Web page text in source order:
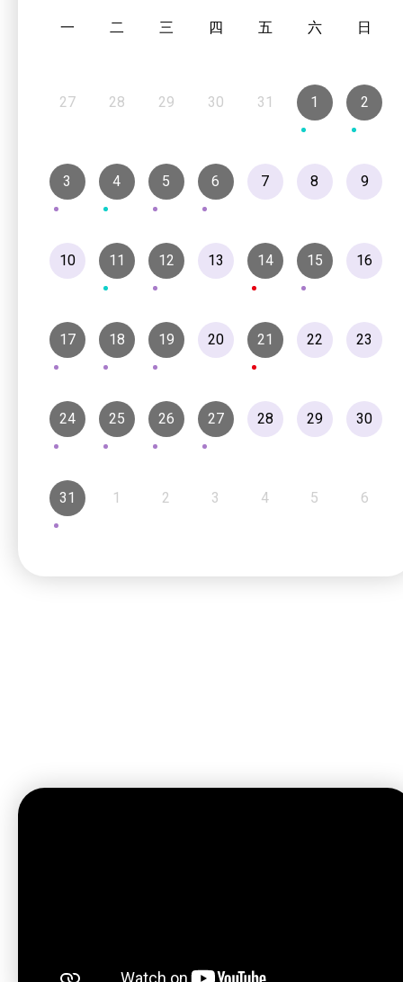
一 二 三 四 五 六 日
27 28 29 30 31 1 2
3 4 5 6 7 8 9
10 11 12 13 14 15 16
17 18 19 20 21 22 23
24 25 26 27 28 29 30
31 1 2 3 4 5 6